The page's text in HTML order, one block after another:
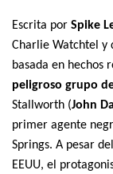
Escrita por Spike
Charlie Watchtel y
basada en hechos
peligroso grupo
Stallworth (John
primer agente
Springs. A pesar
EEUU, el